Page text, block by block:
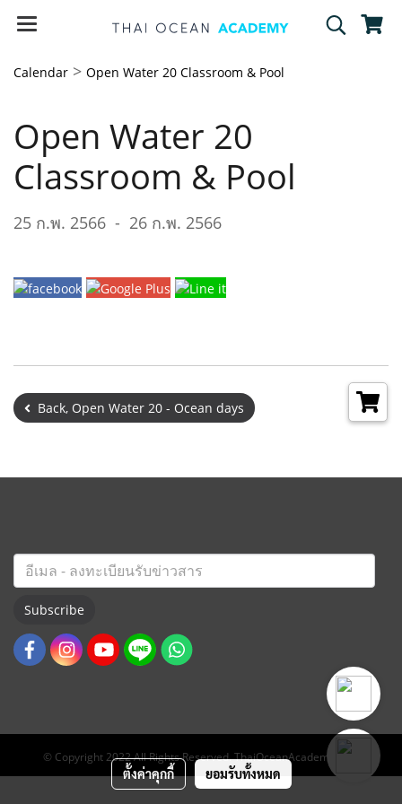
Calendar > Open Water 20 Classroom & Pool
Open Water 20
Classroom & Pool
25 ก.พ. 2566 - 26 ก.พ. 2566
Back, Open Water 20 - Ocean days
Subscribe
© Copyright 2022 All Rights Reserved. ThaiOceanAcademy.com
ตั้งค่าคุกกี้ ยอมรับทั้งหมด